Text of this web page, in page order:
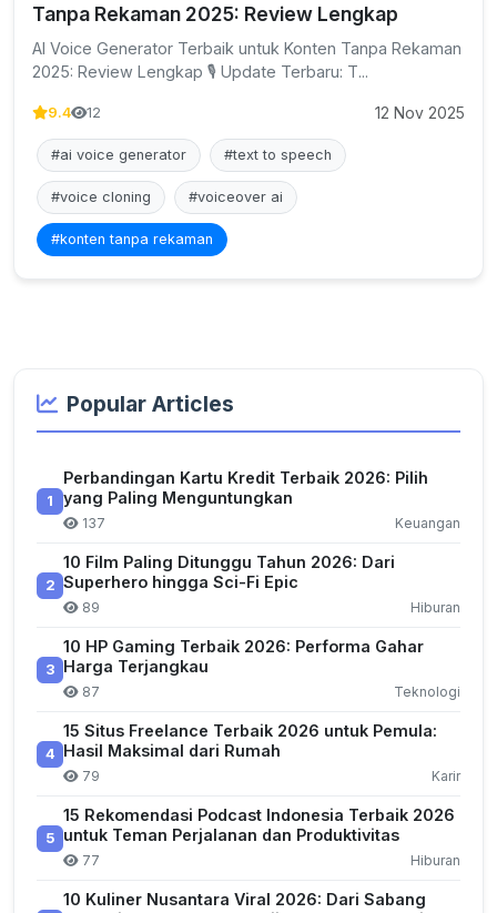
Tanpa Rekaman 2025: Review Lengkap
AI Voice Generator Terbaik untuk Konten Tanpa Rekaman
2025: Review Lengkap 🎙️ Update Terbaru: T...
9.4 12 12 Nov 2025
#ai voice generator #text to speech
#voice cloning #voiceover ai
#konten tanpa rekaman
Popular Articles
1
Perbandingan Kartu Kredit Terbaik 2026: Pilih
yang Paling Menguntungkan
137 Keuangan
2
10 Film Paling Ditunggu Tahun 2026: Dari
Superhero hingga Sci-Fi Epic
89 Hiburan
3
10 HP Gaming Terbaik 2026: Performa Gahar
Harga Terjangkau
87 Teknologi
4
15 Situs Freelance Terbaik 2026 untuk Pemula:
Hasil Maksimal dari Rumah
79 Karir
5
15 Rekomendasi Podcast Indonesia Terbaik 2026
untuk Teman Perjalanan dan Produktivitas
77 Hiburan
10 Kuliner Nusantara Viral 2026: Dari Sabang